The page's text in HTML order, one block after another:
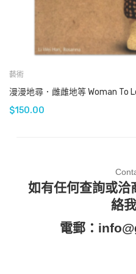
藝術
漫漫地尋．雌雌地等 Woman To
$150.00
如有任何查詢或洽
絡
電郵：